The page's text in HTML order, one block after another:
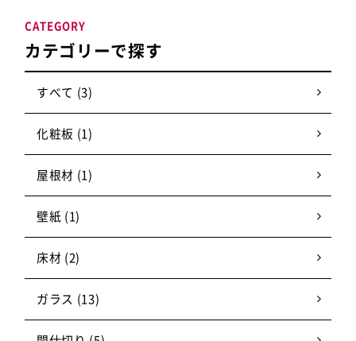
カテゴリーで探す
CATEGORY
すべて (3)
化粧板 (1)
屋根材 (1)
壁紙 (1)
床材 (2)
ガラス (13)